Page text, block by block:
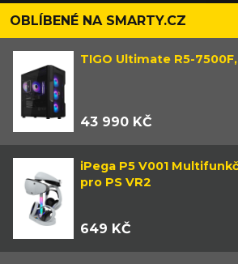
OBLÍBENÉ NA SMARTY.CZ
TIGO Ultimate R5-
43 990 KČ
iPega P5 V001
pro PS VR2
649 KČ